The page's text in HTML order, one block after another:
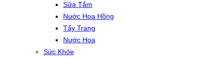
Sữa Tắm
Nước Hoa Hồng
Tẩy Trang
Nước Hoa
Sức Khỏe